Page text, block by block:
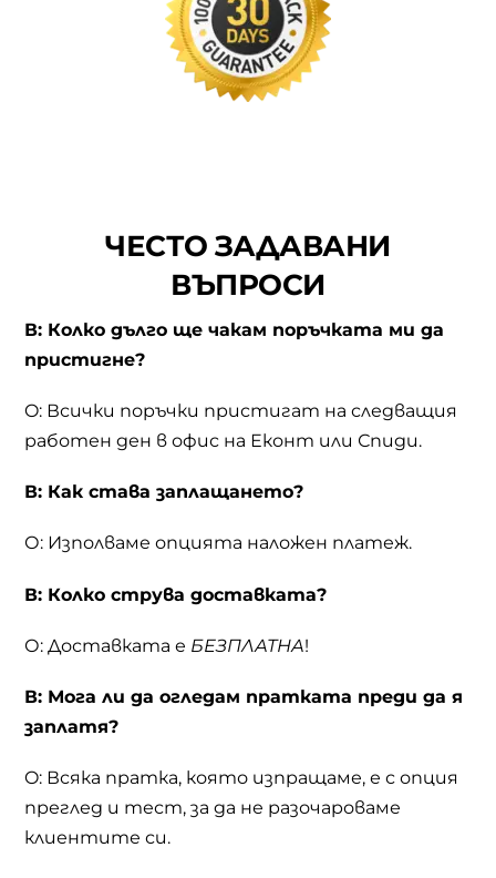
ЧЕСТО ЗАДАВАНИ
ВЪПРОСИ
В: Колко дълго ще чакам поръчката ми да
пристигне?
O: Всички поръчки пристигат на следващия
работен ден в офис на Еконт или Спиди.
В: Как става заплащането?
О: Изполваме опцията наложен платеж.
В: Колко струва доставката?
О: Доставката е БЕЗПЛАТНА!
В: Мога ли да огледам пратката преди да я
заплатя?
O: Всяка пратка, която изпращаме, е с опция
преглед и тест, за да не разочароваме
клиентите си.